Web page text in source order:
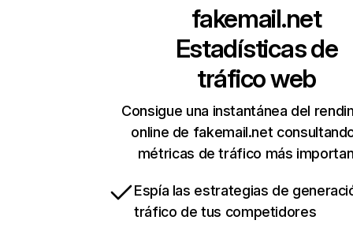
fakemail.net
Estadísticas de
tráfico web
Consigue una instantánea del
online de fakemail.net
métricas de tráfico más
Espía las estrategias de
tráfico de tus competidores